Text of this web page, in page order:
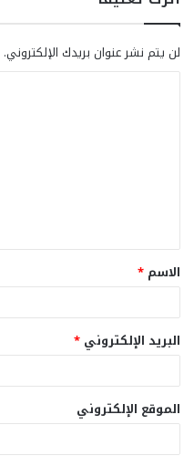
لن يتم نشر عنوان بريدك الإلكتروني.
ق
*
الاسم *
البريد الإلكتروني *
الموقع الإلكتروني